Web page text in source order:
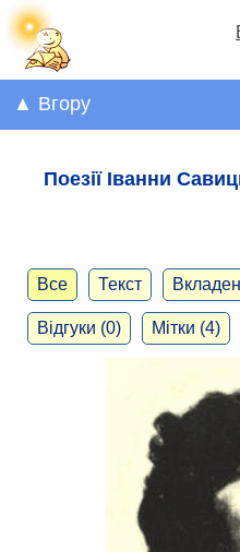
▲ Вгору
Поезії Іванни
Все Текст
Відгуки (0) Мітки (4)